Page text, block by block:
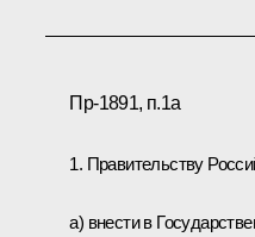
Пр-1891, п.1а
1. Правительству
а) внести в